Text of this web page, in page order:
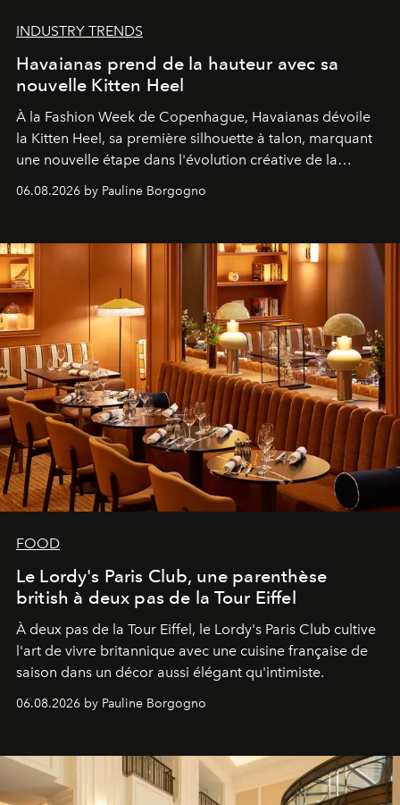
INDUSTRY TRENDS
Havaianas prend de la hauteur avec sa
nouvelle Kitten Heel
À la Fashion Week de Copenhague, Havaianas dévoile
la Kitten Heel, sa première silhouette à talon, marquant
une nouvelle étape dans l'évolution créative de la
06.08.2026 by Pauline Borgogno
FOOD
Le Lordy's Paris Club, une parenthèse
british à deux pas de la Tour Eiffel
À deux pas de la Tour Eiffel, le Lordy's Paris Club cultive
l'art de vivre britannique avec une cuisine française de
saison dans un décor aussi élégant qu'intimiste.
06.08.2026 by Pauline Borgogno